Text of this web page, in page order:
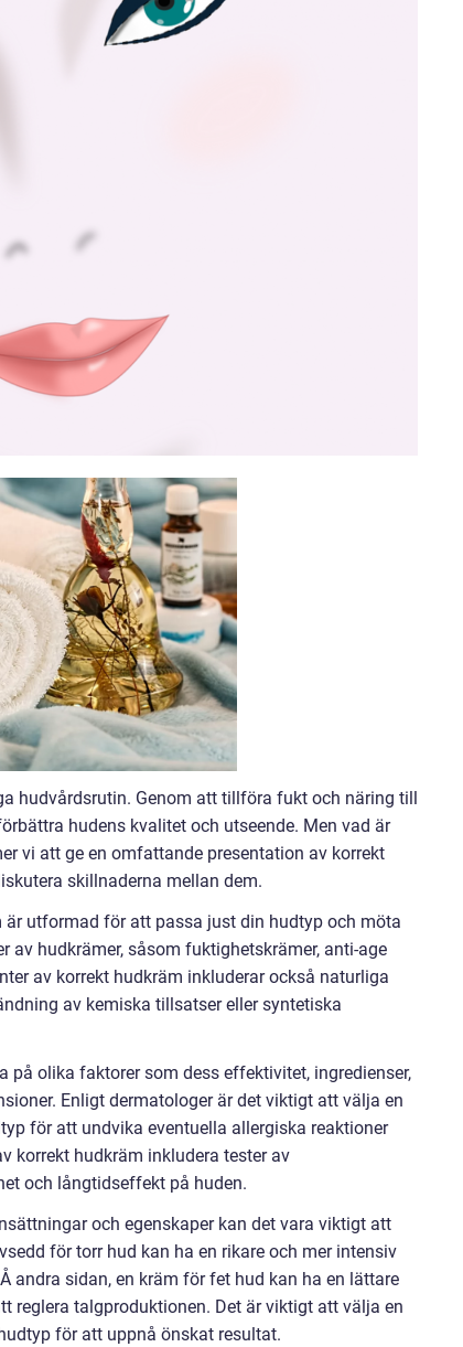
hudvårdsrutin. Genom att tillföra fukt och näring till
hudens kvalitet och utseende. Men vad är
vi att ge en omfattande presentation av korrekt
skillnaderna mellan dem.
utformad för att passa just din hudtyp och möta
av hudkrämer, såsom fuktighetskrämer, anti-age
av korrekt hudkräm inkluderar också naturliga
av kemiska tillsatser eller syntetiska
olika faktorer som dess effektivitet, ingredienser,
Enligt dermatologer är det viktigt att välja en
för att undvika eventuella allergiska reaktioner
korrekt hudkräm inkludera tester av
och långtidseffekt på huden.
och egenskaper kan det vara viktigt att
för torr hud kan ha en rikare och mer intensiv
sidan, en kräm för fet hud kan ha en lättare
reglera talgproduktionen. Det är viktigt att välja en
för att uppnå önskat resultat.